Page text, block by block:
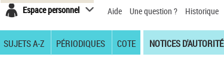
Espace personnel Aide Une question ? Historique
SUJETS A-Z PÉRIODIQUES COTE NOTICES D'AUTORITÉ